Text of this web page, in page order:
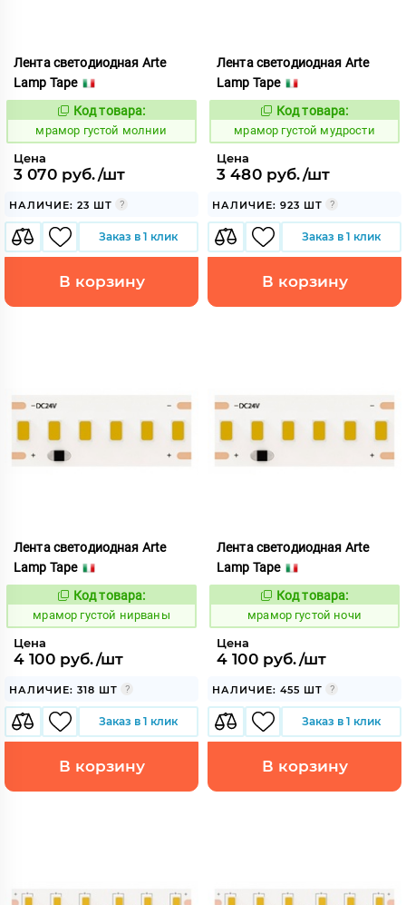
Лента светодиодная Arte
Lamp Tape
Код:
1065428
Код товара:
мрамор густой молнии
Цена
3 070 руб./шт
НАЛИЧИЕ: 23 ШТ
Заказ в 1 клик
В корзину
Лента светодиодная Arte
Lamp Tape
Код:
1065430
Код товара:
мрамор густой мудрости
Цена
3 480 руб./шт
НАЛИЧИЕ: 923 ШТ
Заказ в 1 клик
В корзину
Лента светодиодная Arte
Lamp Tape
Код:
1065434
Код товара:
мрамор густой нирваны
Цена
4 100 руб./шт
НАЛИЧИЕ: 318 ШТ
Заказ в 1 клик
В корзину
Лента светодиодная Arte
Lamp Tape
Код:
1065436
Код товара:
мрамор густой ночи
Цена
4 100 руб./шт
НАЛИЧИЕ: 455 ШТ
Заказ в 1 клик
В корзину